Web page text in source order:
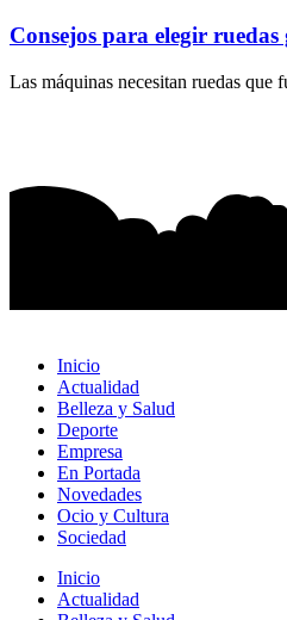
Consejos para elegir
Las máquinas necesitan ruedas que
Inicio
Actualidad
Belleza y Salud
Deporte
Empresa
En Portada
Novedades
Ocio y Cultura
Sociedad
Inicio
Actualidad